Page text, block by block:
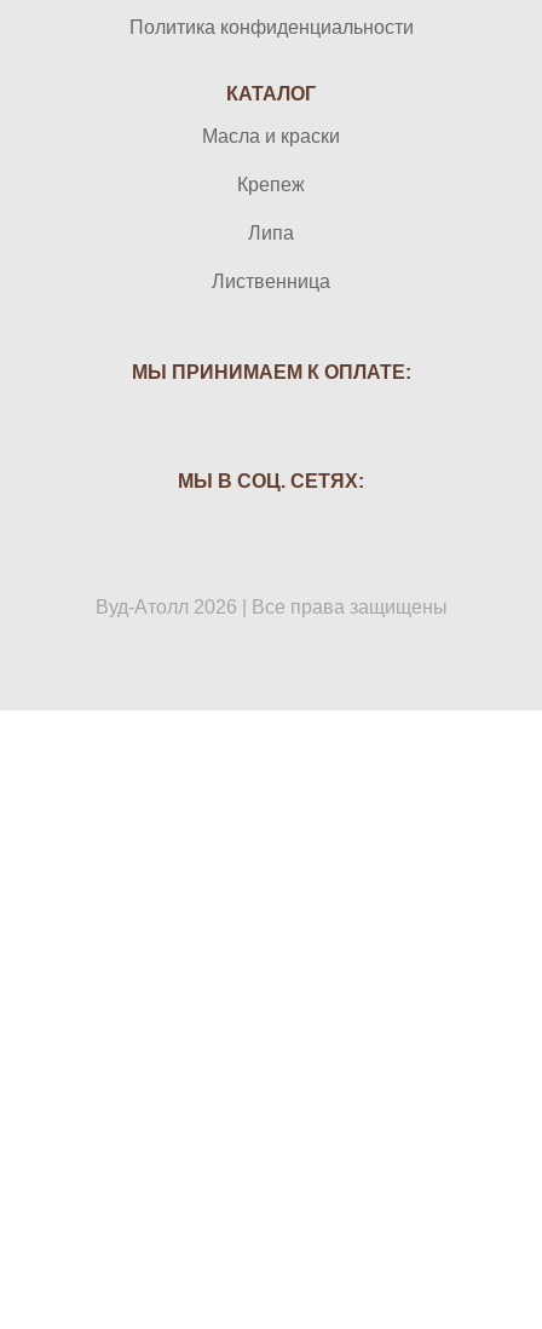
Политика конфиденциальности
КАТАЛОГ
Масла и краски
Крепеж
Липа
Лиственница
МЫ ПРИНИМАЕМ К ОПЛАТЕ:
МЫ В СОЦ. СЕТЯХ:
Вуд-Атолл 2026 | Все права защищены